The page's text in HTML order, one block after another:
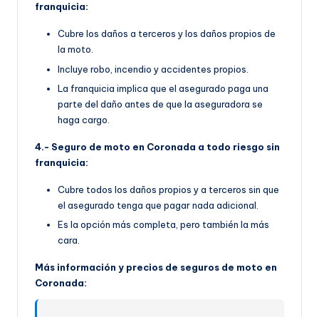
franquicia:
Cubre los daños a terceros y los daños propios de
la moto.
Incluye robo, incendio y accidentes propios.
La franquicia implica que el asegurado paga una
parte del daño antes de que la aseguradora se
haga cargo.
4.- Seguro de moto en Coronada a todo riesgo sin
franquicia:
Cubre todos los daños propios y a terceros sin que
el asegurado tenga que pagar nada adicional.
Es la opción más completa, pero también la más
cara.
Más información y precios de seguros de moto en
Coronada: